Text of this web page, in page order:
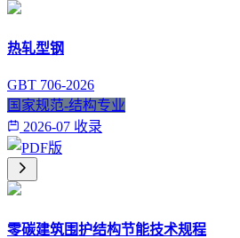
热轧型钢
GBT 706-2026
国家规范-结构专业
2026-07 收录
零碳建筑围护结构节能技术规程